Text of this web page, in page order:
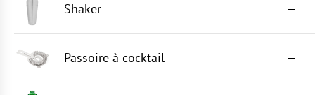
Shaker —
Passoire à cocktail —